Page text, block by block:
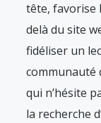
tête, favorise
delà du site
fidéliser un
communauté
qui n’hésite
la recherche